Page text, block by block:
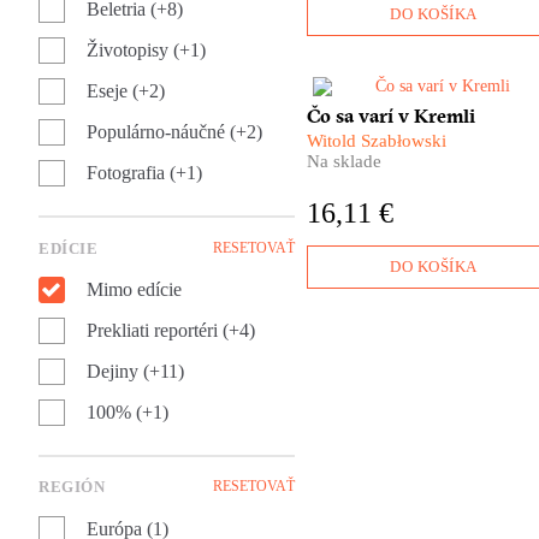
Beletria (+8)
Životopisy (+1)
Eseje (+2)
Populárno-náučné (+2)
Fotografia (+1)
EDÍCIE RESETOVAŤ
Mimo edície
Prekliati reportéri (+4)
Dejiny (+11)
100% (+1)
REGIÓN RESETOVAŤ
Európa (1)
DO KOŠÍKA
​Prečo s posledným ruským
cárom Mikulášom II. zastrelili
aj jeho kuchára? Čo sa varilo
dal Gagarinovi pred odletom
Spoznajte Rusko cez
Čo sa varí v Kremli
Witold Szabłowski
Na sklade
16,11 €
DO KOŠÍKA